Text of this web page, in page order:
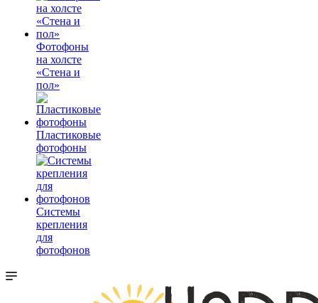
Фотофоны
на холсте
«Стена и
пол»
Пластиковые
фотофоны
Системы
крепления
для
фотофонов